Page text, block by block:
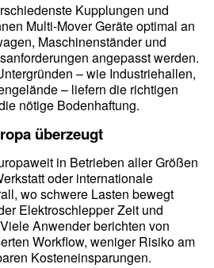
Kupplungen und
Multi-Mover Geräte optimal an
Maschinenständer und
angepasst werden.
– wie Industriehallen,
– liefern die richtigen
nötige Bodenhaftung.
überzeugt
in Betrieben aller Größen
oder internationale
wo schwere Lasten bewegt
Elektroschlepper Zeit und
Anwender berichten von
Workflow, weniger Risiko am
Kosteneinsparungen.